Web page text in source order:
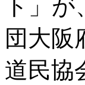
ト」
団大阪
道民協